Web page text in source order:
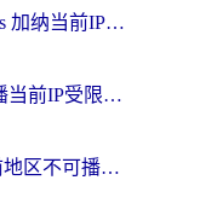
在海外看世界杯哥伦比亚 vs 加纳当前IP受限制？这篇指南帮你流畅看中文解说赛事
在越南看CCTV5世界杯直播当前IP受限制？海外党体育观赛终极指南来了
在日本看央视频世界杯当前地区不可播放？海外党体育观赛终极指南